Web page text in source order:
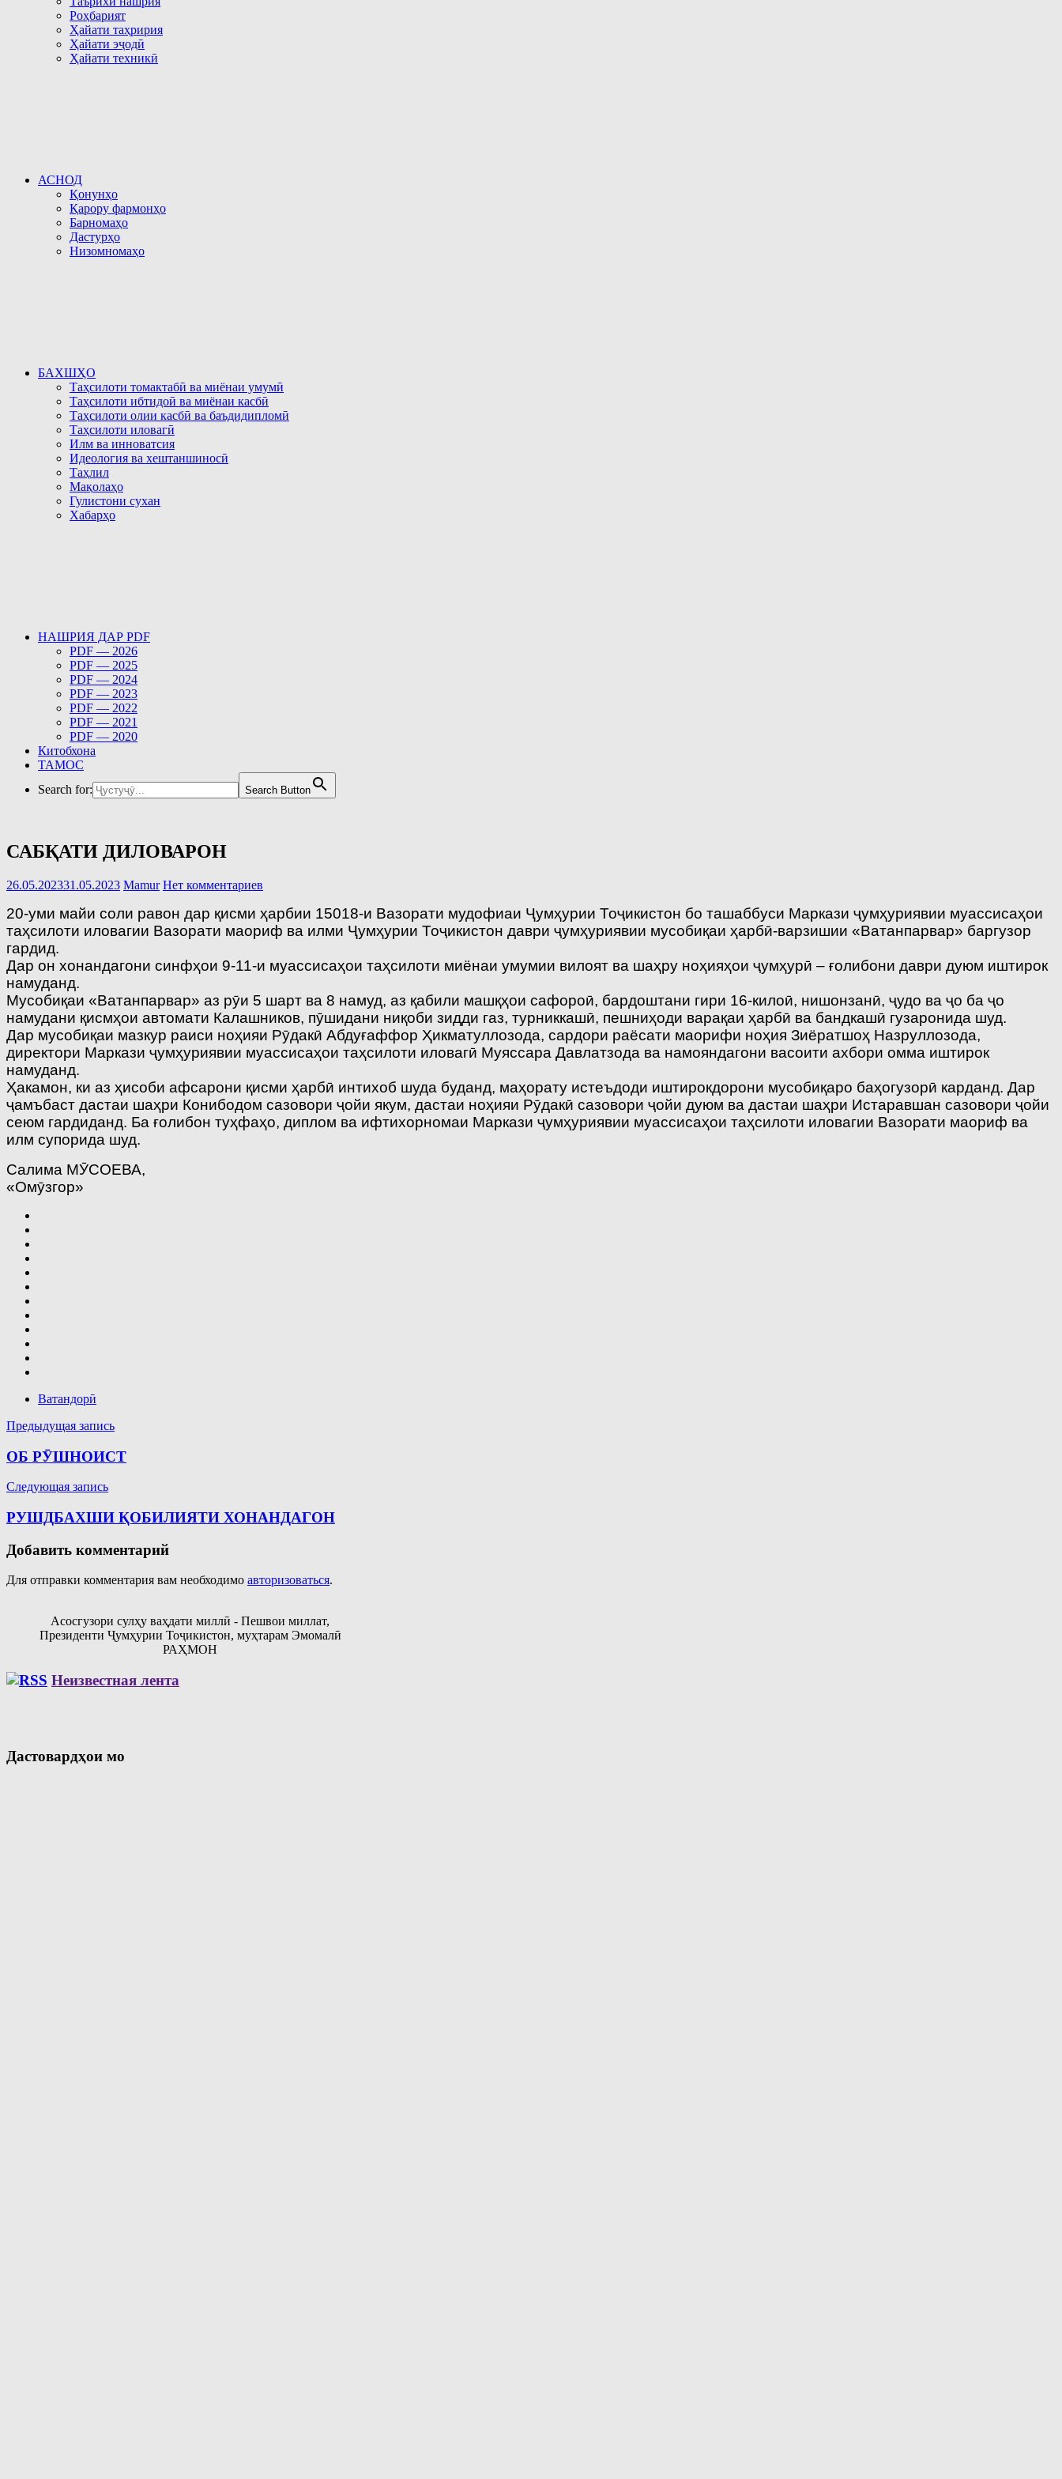
Роҳбарият
Ҳайати таҳририя
Ҳайати эҷодӣ
Ҳайати техникӣ
АСНОД
Қонунҳо
Қарору фармонҳо
Барномаҳо
Дастурҳо
Низомномаҳо
БАХШҲО
Таҳсилоти томактабӣ ва миёнаи умумӣ
Таҳсилоти ибтидоӣ ва миёнаи касбӣ
Таҳсилоти олии касбӣ ва баъдидипломӣ
Таҳсилоти иловагӣ
Илм ва инноватсия
Идеология ва хештаншиносӣ
Таҳлил
Мақолаҳо
Гулистони сухан
Хабарҳо
НАШРИЯ ДАР PDF
PDF — 2026
PDF — 2025
PDF — 2024
PDF — 2023
PDF — 2022
PDF — 2021
PDF — 2020
Китобхона
ТАМОС
Search for:
Search Button
САБҚАТИ ДИЛОВАРОН
26.05.202331.05.2023 Mamur Нет комментариев
20-уми майи соли равон дар қисми ҳарбии 15018-и Вазорати мудофиаи Ҷумҳурии Тоҷикистон бо ташаббуси Маркази ҷумҳуриявии муассисаҳои
таҳсилоти иловагии Вазорати маориф ва илми Ҷумҳурии Тоҷикистон даври ҷумҳуриявии мусобиқаи ҳарбӣ-варзишии «Ватанпарвар» баргузор
гардид.
Дар он хонандагони синфҳои 9-11-и муассисаҳои таҳсилоти миёнаи умумии вилоят ва шаҳру ноҳияҳои ҷумҳурӣ – ғолибони даври дуюм иштирок
намуданд.
Мусобиқаи «Ватанпарвар» аз рӯи 5 шарт ва 8 намуд, аз қабили машқҳои сафороӣ, бардоштани гири 16-килоӣ, нишонзанӣ, ҷудо ва ҷо ба ҷо
намудани қисмҳои автомати Калашников, пӯшидани ниқоби зидди газ, турниккашӣ, пешниҳоди варақаи ҳарбӣ ва бандкашӣ гузаронида шуд.
Дар мусобиқаи мазкур раиси ноҳияи Рӯдакӣ Абдуғаффор Ҳикматуллозода, сардори раёсати маорифи ноҳия Зиёратшоҳ Назруллозода,
директори Маркази ҷумҳуриявии муассисаҳои таҳсилоти иловагӣ Муяссара Давлатзода ва намояндагони васоити ахбори омма иштирок
намуданд.
Ҳакамон, ки аз ҳисоби афсарони қисми ҳарбӣ интихоб шуда буданд, маҳорату истеъдоди иштирокдорони мусобиқаро баҳогузорӣ карданд. Дар
ҷамъбаст дастаи шаҳри Конибодом сазовори ҷойи якум, дастаи ноҳияи Рӯдакӣ сазовори ҷойи дуюм ва дастаи шаҳри Истаравшан сазовори ҷойи
сеюм гардиданд. Ба ғолибон туҳфаҳо, диплом ва ифтихорномаи Маркази ҷумҳуриявии муассисаҳои таҳсилоти иловагии Вазорати маориф ва
илм супорида шуд.
Салима МӮСОЕВА,
«Омӯзгор»
Ватандорӣ
Навигация
по
Предыдущая запись
ОБ РӮШНОИСТ
Следующая запись
РУШДБАХШИ ҚОБИЛИЯТИ ХОНАНДАГОН
Добавить комментарий
Для отправки комментария вам необходимо авторизоваться.
Асосгузори сулҳу ваҳдати миллӣ - Пешвои миллат,
Президенти Ҷумҳурии Тоҷикистон, муҳтарам Эмомалӣ
РАҲМОН
Неизвестная лента
Дастовардҳои мо